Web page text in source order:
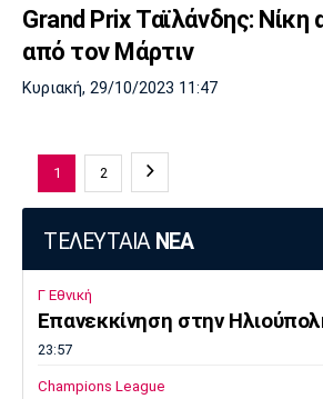
Grand Prix Ταϊλάνδης: Νίκη
από τον Μάρτιν
Κυριακή, 29/10/2023 11:47
1 2
ΤΕΛΕΥΤΑΙΑ ΝΕΑ
Γ Εθνική
Επανεκκίνηση στην
23:57
Champions League